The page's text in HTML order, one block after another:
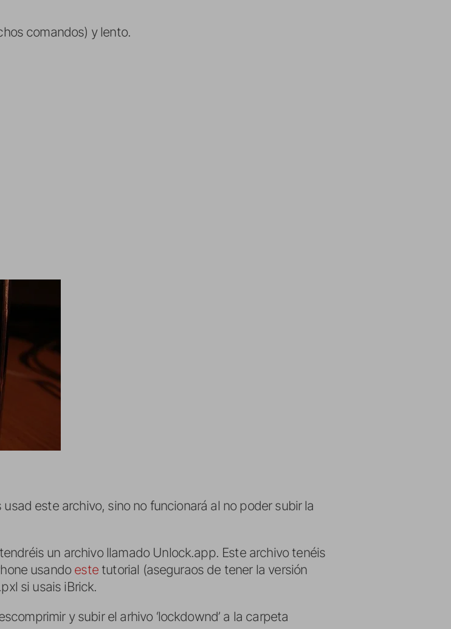
comandos) y lento.
este archivo, sino no funcionará al no poder subir la
un archivo llamado Unlock.app. Este archivo tenéis
usando estetutorial (aseguraos de tener la versión
si usais iBrick.
y subir el arhivo ‘lockdownd’ a la carpeta